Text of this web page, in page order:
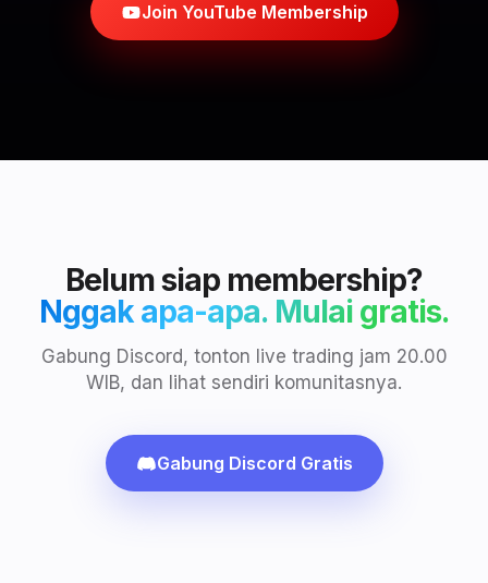
Join YouTube Membership
Belum siap membership?
Nggak apa-apa. Mulai gratis.
Gabung Discord, tonton live trading jam 20.00
WIB, dan lihat sendiri komunitasnya.
Gabung Discord Gratis